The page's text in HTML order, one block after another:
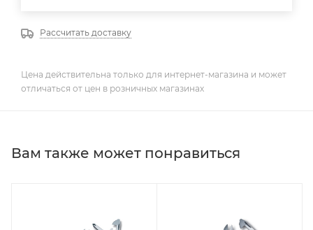
Рассчитать доставку
Цена действительна только для интернет-магазина и может
отличаться от цен в розничных магазинах
Вам также может понравиться